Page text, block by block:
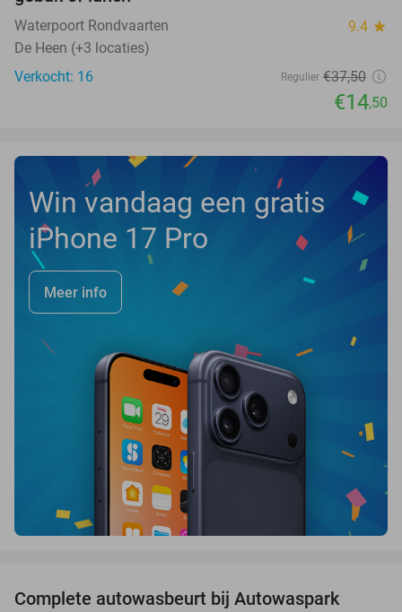
Waterpoort Rondvaarten 9.4 star
De Heen (+3 locaties)
Verkocht: 16
Regulier €37,50
€14,50
Win vandaag een gratis
iPhone 17 Pro
Meer info
Complete autowasbeurt bij Autowaspark